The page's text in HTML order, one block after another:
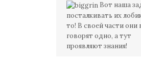
Вот наша
посталкивать их
то! В своей части они
говорят одно, а тут
проявляют знания!